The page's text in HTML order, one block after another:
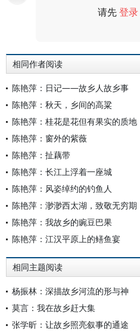
请先登录
相同作者阅读
陈艳萍：日记——故乡人故乡事
陈艳萍：秋天，乡间的高粱
陈艳萍：桂花是花但有果实的质地
陈艳萍：窗外的紫薇
陈艳萍：扯藕带
陈艳萍：长江上浮着一座城
陈艳萍：风姿绰约的钓鱼人
陈艳萍：渺渺西太湖，致敬无穷期
陈艳萍：我故乡的豌豆巴果
陈艳萍：江汉平原上的鳝鱼宴
相同主题阅读
杨振林：深描故乡河流的形与神
莫言：我在故乡赶大集
张学昕：让故乡照亮叙事的通途